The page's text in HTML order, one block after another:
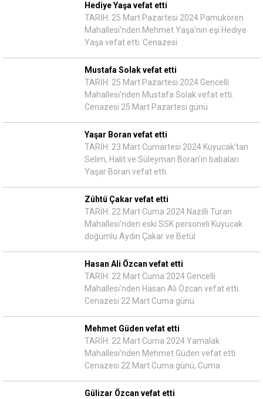
Hediye Yaşa vefat etti
TARİH: 25 Mart Pazartesi 2024 Pamukören
Mahallesi'nden Mehmet Yaşa'nın eşi Hediye
Yaşa vefat etti. Cenazesi
Mustafa Solak vefat etti
TARİH: 25 Mart Pazartesi 2024 Gencelli
Mahallesi'nden Mustafa Solak vefat etti.
Cenazesi 25 Mart Pazartesi günü
Yaşar Boran vefat etti
TARİH: 23 Mart Cumartesi 2024 Kuyucak'tan
Selim, Halit ve Süleyman Boran'ın babaları
Yaşar Boran vefat etti.
Zühtü Çakar vefat etti
TARİH: 22 Mart Cuma 2024 Nazilli Turan
Mahallesi'nden eski SSK personeli Kuyucak
doğumlu Aydın Çakar ve Betül
Hasan Ali Özcan vefat etti
TARİH: 22 Mart Cuma 2024 Gencelli
Mahallesi'nden Hasan Ali Özcan vefat etti.
Cenazesi 22 Mart Cuma günü
Mehmet Güden vefat etti
TARİH: 22 Mart Cuma 2024 Yamalak
Mahallesi'nden Mehmet Güden vefat etti.
Cenazesi 22 Mart Cuma günü, Cuma
Gülizar Özcan vefat etti